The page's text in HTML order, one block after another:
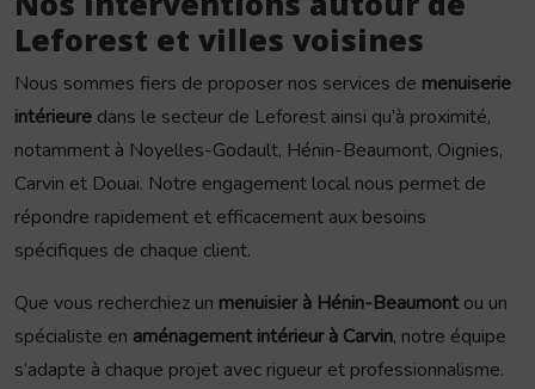
Leforest et villes voisines
Nous sommes fiers de proposer nos services de menuiserie
intérieure dans le secteur de Leforest ainsi qu’à proximité,
notamment à Noyelles-Godault, Hénin-Beaumont, Oignies,
Carvin et Douai. Notre engagement local nous permet de
répondre rapidement et efficacement aux besoins
spécifiques de chaque client.
Que vous recherchiez un menuisier à Hénin-Beaumont ou un
spécialiste en aménagement intérieur à Carvin, notre équipe
s’adapte à chaque projet avec rigueur et professionnalisme.